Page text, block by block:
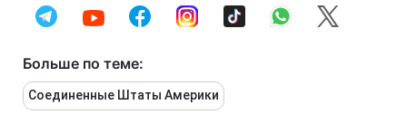
Больше по теме:
Соединенные Штаты Америки